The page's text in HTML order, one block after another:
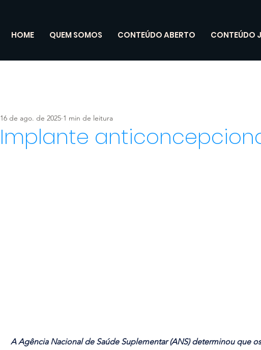
HOME QUEM SOMOS CONTEÚDO ABERTO CONTEÚDO
Implante
16 de ago. de 2025 1 min de leitura
A Agência Nacional de Saúde Suplementar (ANS) determinou que